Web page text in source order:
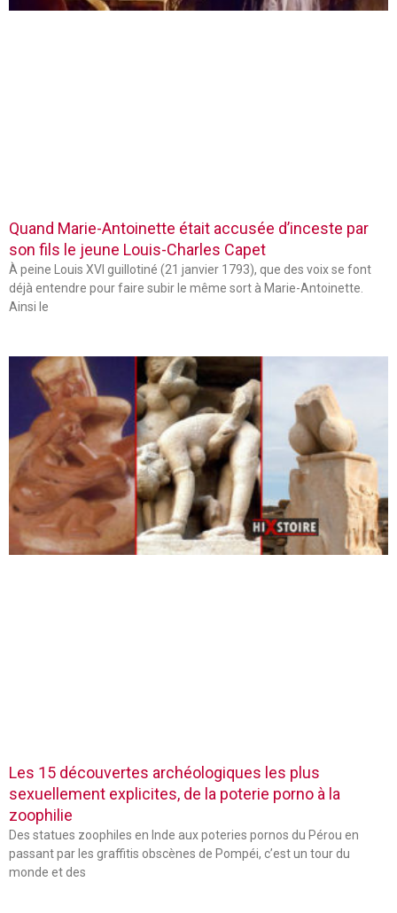
Quand Marie-Antoinette était accusée d’inceste par
son fils le jeune Louis-Charles Capet
À peine Louis XVI guillotiné (21 janvier 1793), que des voix se font
déjà entendre pour faire subir le même sort à Marie-Antoinette.
Ainsi le
Les 15 découvertes archéologiques les plus
sexuellement explicites, de la poterie porno à la
zoophilie
Des statues zoophiles en Inde aux poteries pornos du Pérou en
passant par les graffitis obscènes de Pompéi, c’est un tour du
monde et des